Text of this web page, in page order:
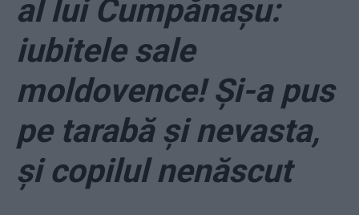
al lui Cumpănașu:
iubitele sale
moldovence! Și-a pus
pe tarabă și nevasta,
și copilul nenăscut